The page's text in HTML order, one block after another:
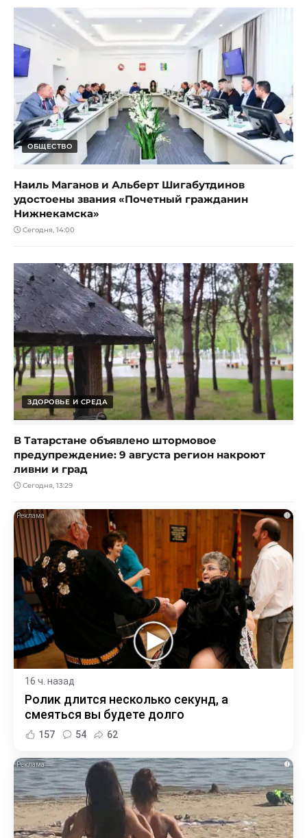
ОБЩЕСТВО
Наиль Маганов и Альберт Шигабутдинов
удостоены звания «Почетный гражданин
Нижнекамска»
Сегодня, 14:00
ЗДОРОВЬЕ И СРЕДА
В Татарстане объявлено штормовое
предупреждение: 9 августа регион накроют
ливни и град
Сегодня, 13:29
i
16 ч. назад
Ролик длится несколько секунд, а
смеяться вы будете долго
157 54 62
i